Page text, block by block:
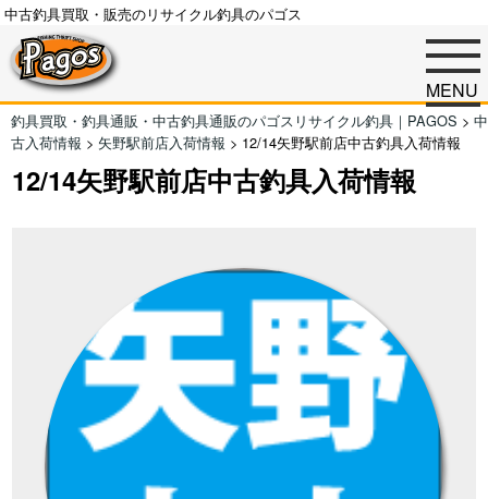
中古釣具買取・販売のリサイクル釣具のパゴス
MENU
釣具買取・釣具通販・中古釣具通販のパゴスリサイクル釣具｜PAGOS > 中
古入荷情報 > 矢野駅前店入荷情報 > 12/14矢野駅前店中古釣具入荷情報
12/14矢野駅前店中古釣具入荷情報